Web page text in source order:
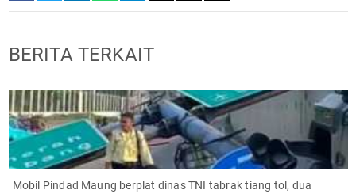
BERITA TERKAIT
Mobil Pindad Maung berplat dinas TNI tabrak tiang tol, dua